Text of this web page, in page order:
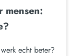
mensen:
echt beter?